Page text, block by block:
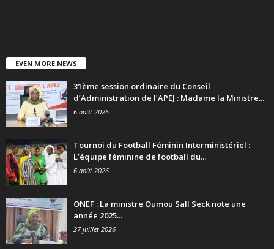
EVEN MORE NEWS
31ème session ordinaire du Conseil
d’Administration de l’APEJ : Madame la Ministre...
6 août 2026
Tournoi du Football Féminin Interministériel :
L’équipe féminine de football du...
6 août 2026
ONEF : La ministre Oumou Sall Seck note une
année 2025...
27 juillet 2026